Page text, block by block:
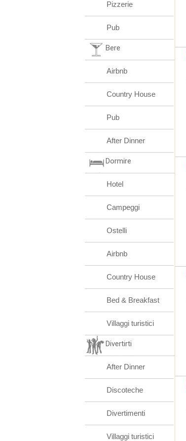
Pizzerie
Pub
Bere
Airbnb
Country House
Pub
After Dinner
Dormire
Hotel
Campeggi
Ostelli
Airbnb
Country House
Bed & Breakfast
Villaggi turistici
Divertirti
After Dinner
Discoteche
Divertimenti
Villaggi turistici